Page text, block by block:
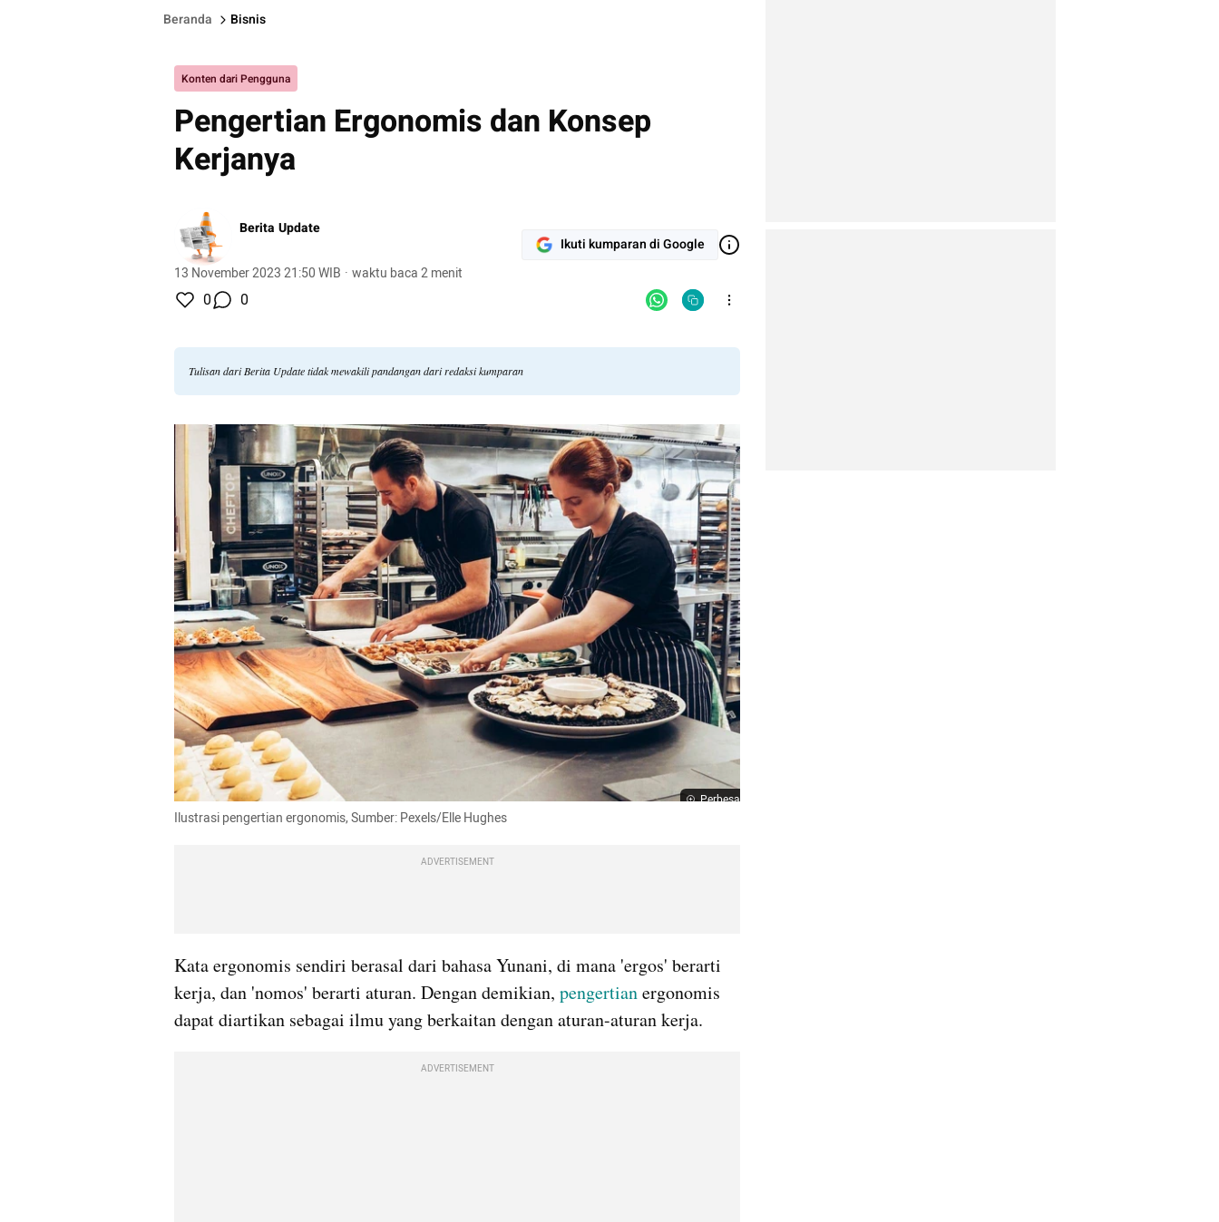
Beranda Bisnis
Konten dari Pengguna
Pengertian Ergonomis dan Konsep
Kerjanya
Berita Update
13 November 2023 21:50 WIB · waktu baca 2 menit
Ikuti kumparan di Google
0 0
Tulisan dari Berita Update tidak mewakili pandangan dari redaksi kumparan
Perbesar
Ilustrasi pengertian ergonomis, Sumber: Pexels/Elle Hughes
ADVERTISEMENT
Kata ergonomis sendiri berasal dari bahasa Yunani, di mana 'ergos' berarti
kerja, dan 'nomos' berarti aturan. Dengan demikian, pengertian ergonomis
dapat diartikan sebagai ilmu yang berkaitan dengan aturan-aturan kerja.
ADVERTISEMENT